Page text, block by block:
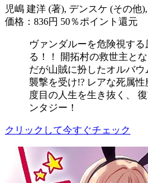
児嶋 建洋 (著), デンスケ (その他
価格：836円 50％ポイント還元
ヴァンダルーを危険視す
る！！ 開拓村の救世主と
だが山賊に扮したオルバ
襲撃を受け!? レアな死属
度目の人生を生き抜く、
ンタジー！
クリックして今すぐチェック